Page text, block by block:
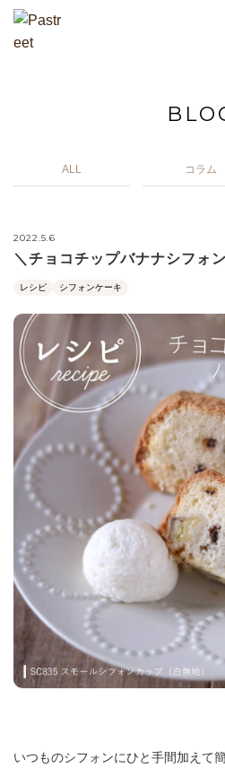
ALL コラム
2022.5.6
＼チョコチップバナナシフォ
レシピ シフォンケーキ
いつものシフォンにひと手間加えて